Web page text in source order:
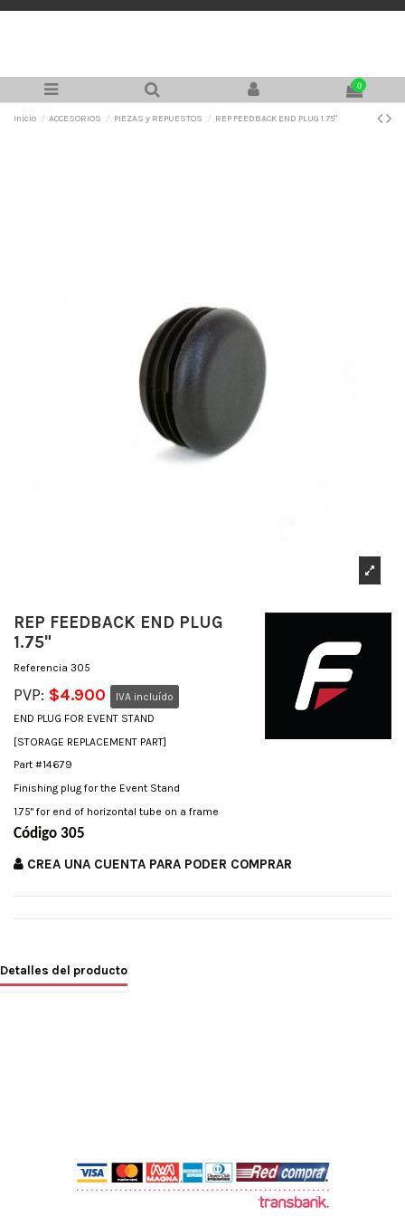
0
Inicio ACCESORIOS PIEZAS y REPUESTOS REP FEEDBACK END PLUG 1.75"
REP FEEDBACK END PLUG
1.75"
Referencia 305
PVP: $4.900
IVA incluído
END PLUG FOR EVENT STAND
[STORAGE REPLACEMENT PART]
Part #14679
Finishing plug for the Event Stand
1.75" for end of horizontal tube on a frame
Código 305
CREA UNA CUENTA PARA PODER COMPRAR
Detalles del producto